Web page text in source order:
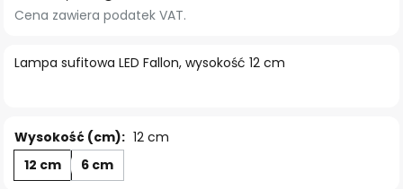
galerii
Lampa sufitowa LED Fallon, wysokość 12 cm
Cena zawiera podatek VAT.
Wysokość (cm): 12 cm
12 cm
6 cm